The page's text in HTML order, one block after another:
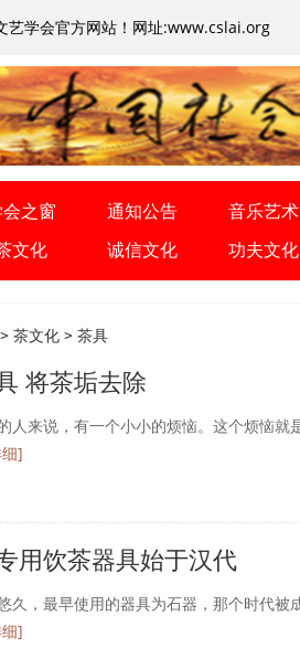
学会官方网站！ 网址:www.cslai.org
之窗 通知公告 音乐艺术
文化 诚信文化 功夫文化
> 茶文化 > 茶具
将茶垢去除
来说，有一个小小的烦恼。这个烦恼就
]
用饮茶器具始于汉代
，最早使用的器具为石器，那个时代被
]